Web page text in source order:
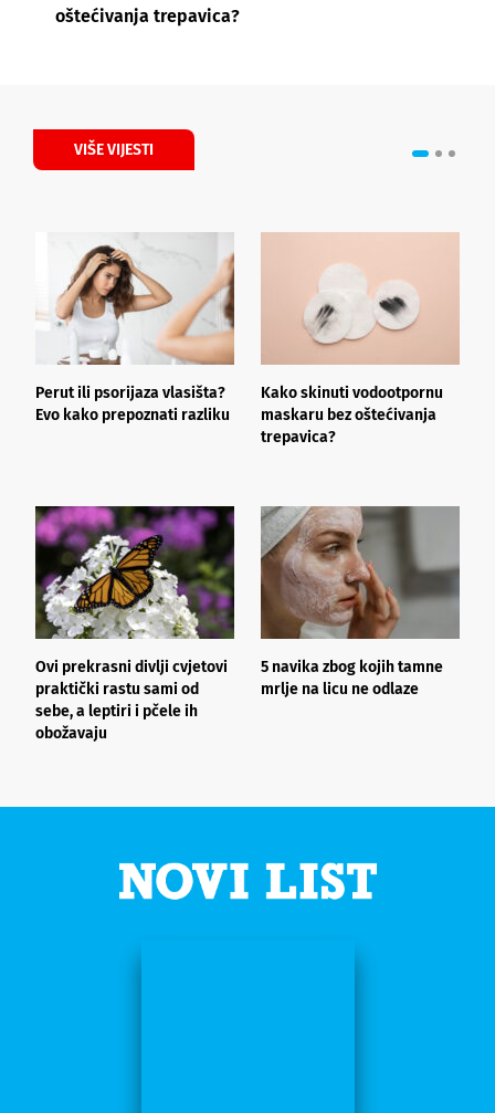
oštećivanja trepavica?
VIŠE VIJESTI
Perut ili psorijaza vlasišta?
Evo kako prepoznati razliku
Kako skinuti vodootpornu
maskaru bez oštećivanja
trepavica?
Ovi prekrasni divlji cvjetovi
praktički rastu sami od
sebe, a leptiri i pčele ih
obožavaju
5 navika zbog kojih tamne
mrlje na licu ne odlaze